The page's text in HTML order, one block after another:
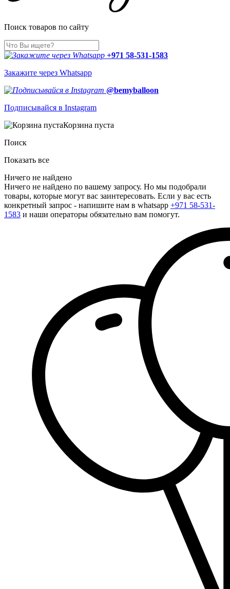
Поиск товаров по сайту
+971 58-531-1583
Закажите через Whatsapp
@bemyballoon
Подписывайся в Instagram
Корзина пуста
Поиск
Показать все
Ничего не найдено
Ничего не найдено по вашему запросу. Но мы подобрали
товары, которые могут вас заинтересовать. Если у вас есть
конкретный запрос - напишите нам в whatsapp +971 58-531-
1583 и наши операторы обязательно вам помогут.